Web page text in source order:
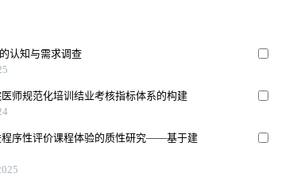
认知与需求调查
师规范化培训结业考核指标体系的构建
程序性评价课程体验的质性研究——基于建